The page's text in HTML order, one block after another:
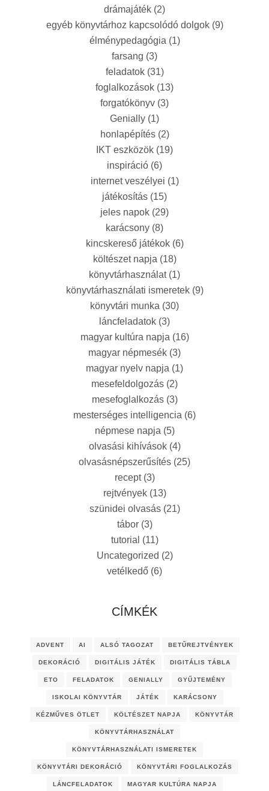
drámajáték (2)
egyéb könyvtárhoz kapcsolódó dolgok(9)
élménypedagógia (1)
farsang (3)
feladatok(31)
foglalkozások (13)
forgatókönyv (3)
Genially (1)
honlapépítés(2)
IKT eszközök (19)
inspiráció (6)
internet veszélyei (1)
játékosítás (15)
jeles napok (29)
karácsony (8)
kincskereső játékok(6)
költészet napja (18)
könyvtárhasználat(1)
könyvtárhasználati ismeretek(9)
könyvtári munka (30)
láncfeladatok (3)
magyar kultúra napja (16)
magyar népmesék (3)
magyar nyelv napja (1)
mesefeldolgozás (2)
mesefoglalkozás(3)
mesterséges intelligencia (6)
népmese napja (5)
olvasási kihívások(4)
olvasásnépszerűsítés (25)
recept(3)
rejtvények(13)
szünidei olvasás(21)
tábor(3)
tutorial (11)
Uncategorized (2)
vetélkedő (6)
CÍMKÉK
ADVENT AI ALSÓ TAGOZAT BETŰREJTVÉNYEK
DEKORÁCIÓ DIGITÁLIS JÁTÉK DIGITÁLIS TÁBLA
ETO FELADATOK GENIALLY GYŰJTEMÉNY
ISKOLAI KÖNYVTÁR JÁTÉK KARÁCSONY
KÉZMŰVES ÖTLET KÖLTÉSZET NAPJA KÖNYVTÁR
KÖNYVTÁRHASZNÁLAT
KÖNYVTÁRHASZNÁLATI ISMERETEK
KÖNYVTÁRI DEKORÁCIÓ KÖNYVTÁRI FOGLALKOZÁS
LÁNCFELADATOK MAGYAR KULTÚRA NAPJA